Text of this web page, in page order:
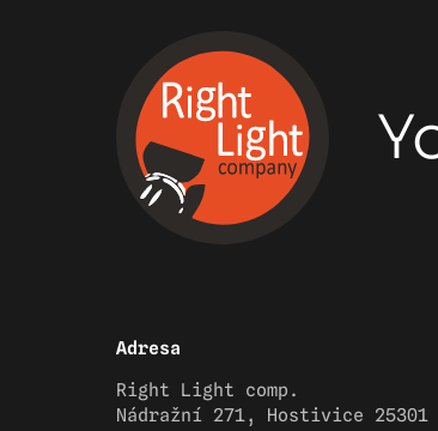
Adresa
Right Light comp.
Nádražní 271, Hostivice 25301